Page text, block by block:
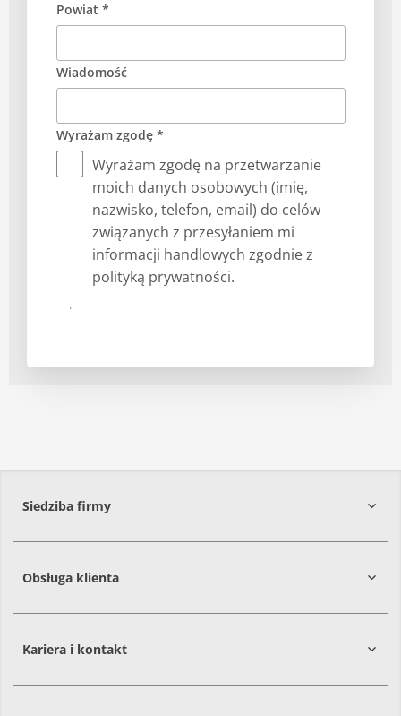
Powiat *
Wiadomość
Wyrażam zgodę *
Wyrażam zgodę na przetwarzanie
moich danych osobowych (imię,
nazwisko, telefon, email) do celów
związanych z przesyłaniem mi
informacji handlowych zgodnie z
polityką prywatności.
Prześlij
Siedziba firmy
Obsługa klienta
Kariera i kontakt